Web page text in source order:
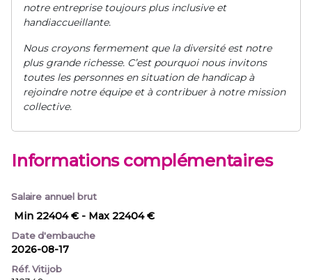
notre entreprise toujours plus inclusive et
handiaccueillante.
Nous croyons fermement que la diversité est notre
plus grande richesse. C’est pourquoi nous invitons
toutes les personnes en situation de handicap à
rejoindre notre équipe et à contribuer à notre mission
collective.
Informations complémentaires
Salaire annuel brut
Min 22404 € - Max 22404 €
Date d'embauche
2026-08-17
Réf. Vitijob